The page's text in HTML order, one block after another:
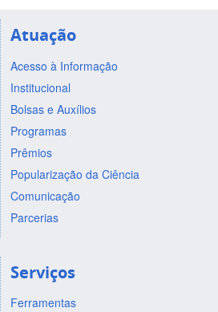
Atuação
Acesso à Informação
Institucional
Bolsas e Auxílios
Programas
Prêmios
Popularização da Ciência
Comunicação
Parcerias
Serviços
Ferramentas